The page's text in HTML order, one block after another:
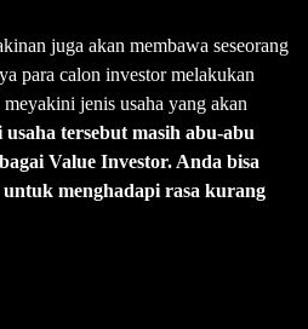
juga akan membawa seseorang
para calon investor melakukan
jenis usaha yang akan
usaha tersebut masih abu-abu
Value Investor. Anda bisa
menghadapi rasa kurang